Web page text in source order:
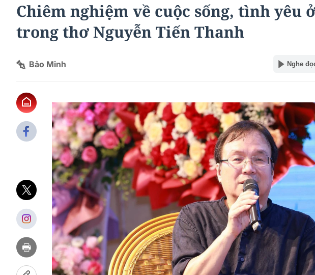
Chiêm nghiệm về cuộc sống, tình yêu
trong thơ Nguyễn Tiến Thanh
Bảo Minh Nghe